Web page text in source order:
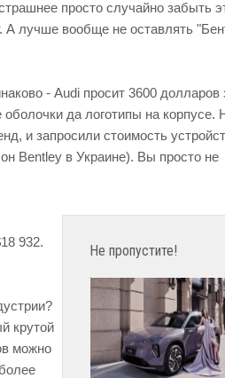
просто случайно забыть
А лучше вообще не оставлять
- Audi просит 3600 долларов
да логотипы на корпусе.
и запросили стоимость
Bentley в Украине). Вы просто не
Не пропустите!
932.
крутой
можно